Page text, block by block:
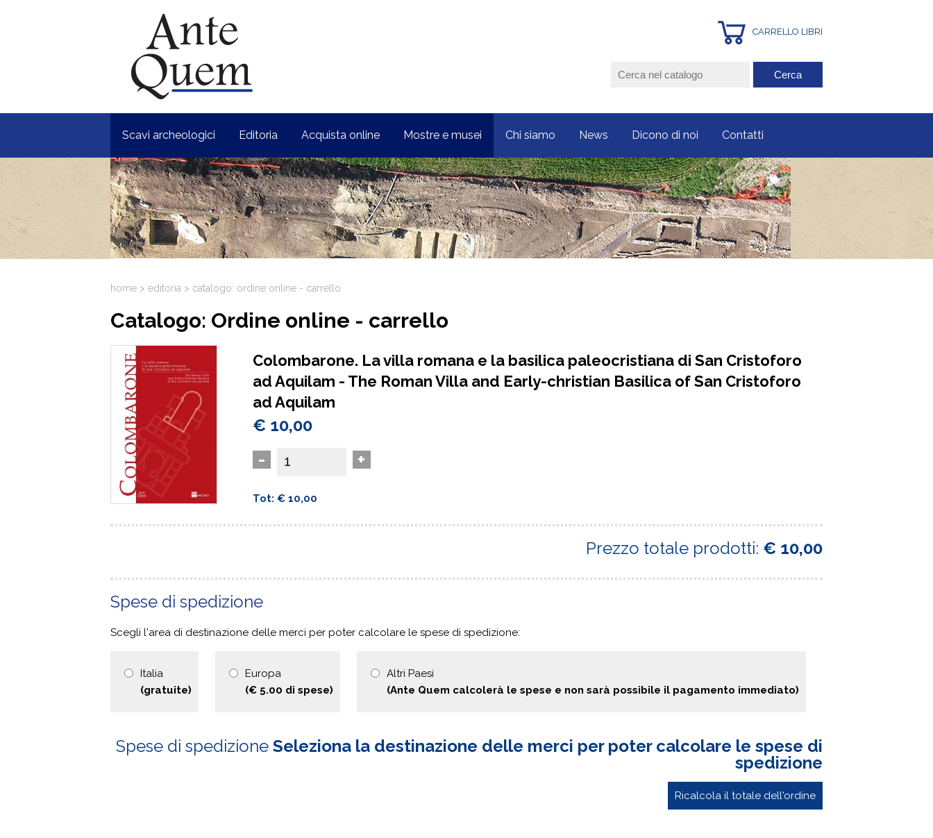
CARRELLO LIBRI
Scavi archeologici Editoria Acquista online Mostre e musei Chi siamo News Dicono di noi Contatti
home > editoria > catalogo: ordine online - carrello
Catalogo: Ordine online - carrello
Colombarone. La villa romana e la basilica paleocristiana di San Cristoforo
ad Aquilam - The Roman Villa and Early-christian Basilica of San Cristoforo
ad Aquilam
€ 10,00
- +
Tot: € 10,00
Prezzo totale prodotti: € 10,00
Spese di spedizione
Scegli l'area di destinazione delle merci per poter calcolare le spese di spedizione:
Italia
(gratuite)
Europa
(€ 5.00 di spese)
Altri Paesi
(Ante Quem calcolerà le spese e non sarà possibile il pagamento immediato)
Spese di spedizione Seleziona la destinazione delle merci per poter calcolare le spese di
spedizione
Ricalcola il totale dell'ordine